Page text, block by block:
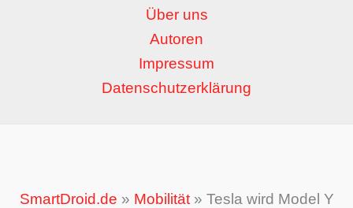
Über uns
Autoren
Impressum
Datenschutzerklärung
SmartDroid.de » Mobilität» Tesla wird Model Y